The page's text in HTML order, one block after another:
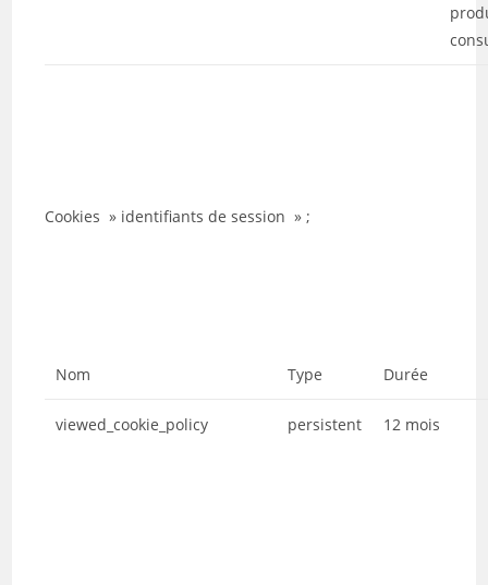
Cookies » identifiants de session » ;
Nom Type Durée
viewed_cookie_policy persistent 12 mois